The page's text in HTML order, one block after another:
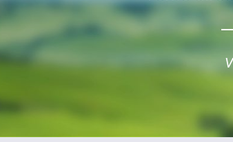
En cochant cette case, vous consentez à recevoir
l'adresse email indiqué ci-dessus. Vous pouvez vous
INSCRIPTION